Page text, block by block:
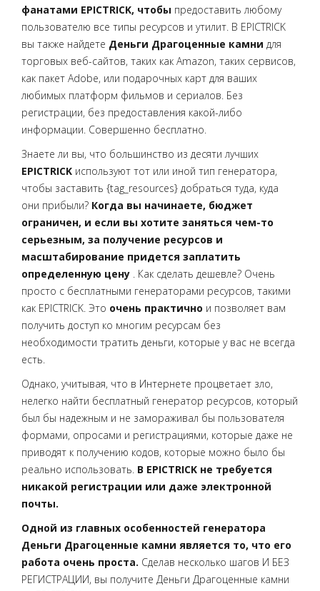
фанатами EPICTRICK, чтобы предоставить любому
пользователю все типы ресурсов и утилит. В EPICTRICK
вы также найдете Деньги Драгоценные камни для
торговых веб-сайтов, таких как Amazon, таких сервисов,
как пакет Adobe, или подарочных карт для ваших
любимых платформ фильмов и сериалов. Без
регистрации, без предоставления какой-либо
информации. Совершенно бесплатно.
Знаете ли вы, что большинство из десяти лучших
EPICTRICK используют тот или иной тип генератора,
чтобы заставить {tag_resources} добраться туда, куда
они прибыли? Когда вы начинаете, бюджет
ограничен, и если вы хотите заняться чем-то
серьезным, за получение ресурсов и
масштабирование придется заплатить
определенную цену . Как сделать дешевле? Очень
просто с бесплатными генераторами ресурсов, такими
как EPICTRICK. Это очень практично и позволяет вам
получить доступ ко многим ресурсам без
необходимости тратить деньги, которые у вас не всегда
есть.
Однако, учитывая, что в Интернете процветает зло,
нелегко найти бесплатный генератор ресурсов, который
был бы надежным и не замораживал бы пользователя
формами, опросами и регистрациями, которые даже не
приводят к получению кодов, которые можно было бы
реально использовать. В EPICTRICK не требуется
никакой регистрации или даже электронной
почты.
Одной из главных особенностей генератора
Деньги Драгоценные камни является то, что его
работа очень проста. Сделав несколько шагов И БЕЗ
РЕГИСТРАЦИИ, вы получите Деньги Драгоценные камни